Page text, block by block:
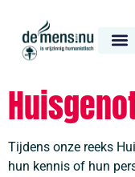
Tijdens onze reeks
hun kennis of hun